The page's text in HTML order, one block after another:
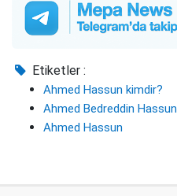
Etiketler :
Ahmed Hassun kimdir?
Ahmed Bedreddin Hassun
Ahmed Hassun